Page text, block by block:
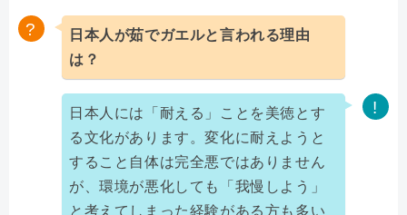
日本人が茹でガエルと言われる理由
は？
日本人には「耐える」ことを美徳とす
る文化があります。変化に耐えようと
すること自体は完全悪ではありません
が、環境が悪化しても「我慢しよう」
と考えてしまった経験がある方も多い